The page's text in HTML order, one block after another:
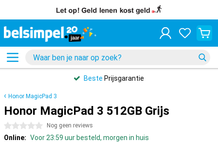
Beste Prijsgarantie
Honor MagicPad 3
Honor MagicPad 3 512GB Grijs
0 sterren Nog geen reviews
Online: Voor 23:59 uur besteld, morgen in huis